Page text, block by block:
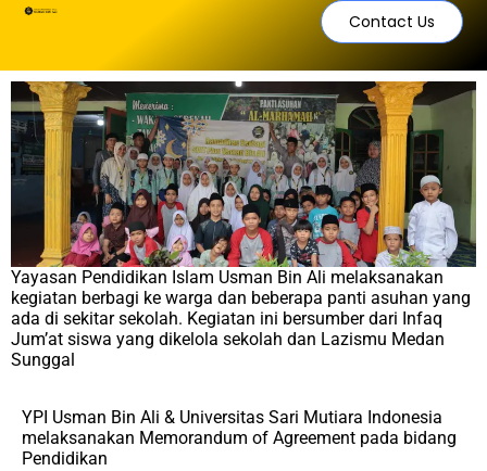
Contact Us
Yayasan Pendidikan Islam Usman Bin Ali melaksanakan
kegiatan berbagi ke warga dan beberapa panti asuhan yang
ada di sekitar sekolah. Kegiatan ini bersumber dari Infaq
Jum’at siswa yang dikelola sekolah dan Lazismu Medan
Sunggal
YPI Usman Bin Ali & Universitas Sari Mutiara Indonesia
melaksanakan Memorandum of Agreement pada bidang
Pendidikan